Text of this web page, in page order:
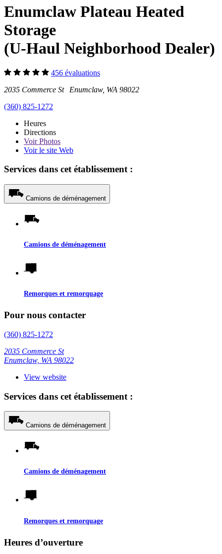
Enumclaw Plateau Heated
Storage
(U-Haul Neighborhood Dealer)
456 évaluations
2035 Commerce St Enumclaw, WA 98022
(360) 825-1272
Heures
Directions
VoirPhotos
Voir le site Web
Services dans cet établissement :
Camions de déménagement
Camions de déménagement
Remorques et remorquage
Pour nous contacter
(360) 825-1272
2035 Commerce St
Enumclaw, WA 98022
View website
Services dans cet établissement :
Camions de déménagement
Camions de déménagement
Remorques et remorquage
Heures d’ouverture